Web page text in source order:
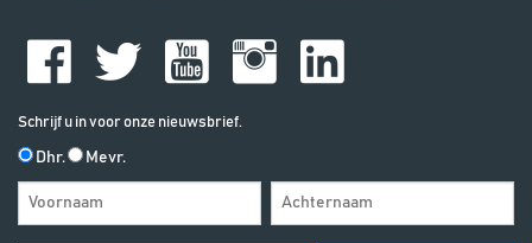
Schrijf u in voor onze nieuwsbrief.
Dhr. Mevr.